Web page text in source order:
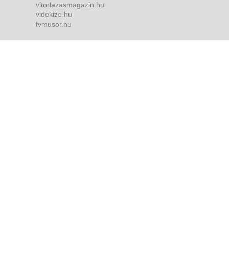
vitorlazasmagazin.hu
videkize.hu
tvmusor.hu